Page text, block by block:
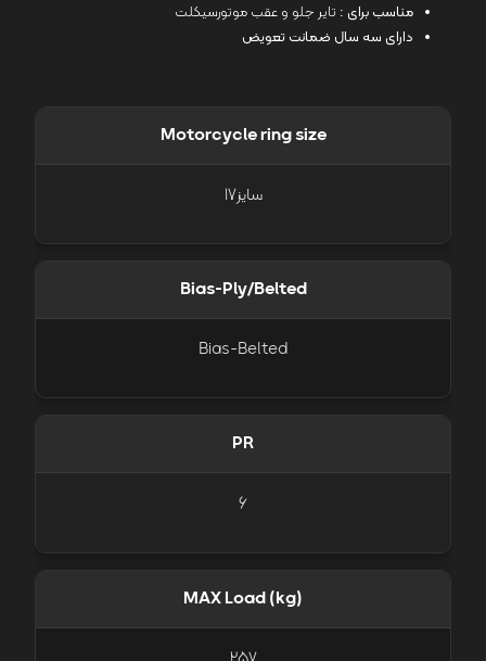
مناسب برای : تایر جلو و عقب موتورسیکلت
دارای سه سال ضمانت تعویض
Motorcycle ring size
سایز17
Bias-Ply/Belted
Bias-Belted
PR
6
MAX Load (kg)